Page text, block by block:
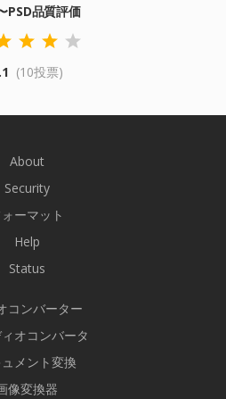
PSD品質評価
(10投票)
About
Security
ーマット
Help
Status
コンバーター
オコンバータ
ュメント変換
像変換器